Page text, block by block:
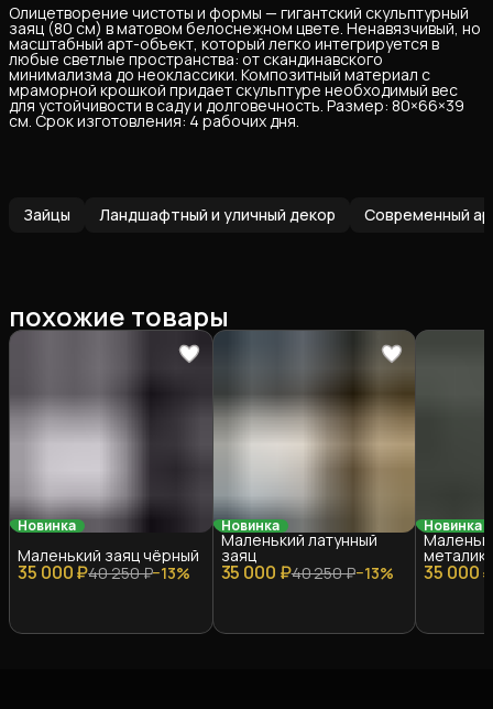
Олицетворение чистоты и формы — гигантский скульптурный
заяц (80 см) в матовом белоснежном цвете. Ненавязчивый, но
масштабный арт-объект, который легко интегрируется в
любые светлые пространства: от скандинавского
минимализма до неоклассики. Композитный материал с
мраморной крошкой придает скульптуре необходимый вес
для устойчивости в саду и долговечность. Размер: 80×66×39
см. Срок изготовления: 4 рабочих дня.
Зайцы Ландшафтный и уличный декор Современный
похожие товары
Новинка
35 000 ₽40 250 ₽−13%
Маленький заяц чёрный
Новинка
35 000 ₽40 250 ₽−13%
Маленький латунный
заяц
Новинка
35 000
металик